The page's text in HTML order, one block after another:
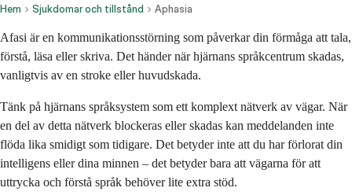
Hem Sjukdomar och tillstånd Aphasia
Afasi är en kommunikationsstörning som påverkar din förmåga att tala,
förstå, läsa eller skriva. Det händer när hjärnans språkcentrum skadas,
vanligtvis av en stroke eller huvudskada.
Tänk på hjärnans språksystem som ett komplext nätverk av vägar. När
en del av detta nätverk blockeras eller skadas kan meddelanden inte
flöda lika smidigt som tidigare. Det betyder inte att du har förlorat din
intelligens eller dina minnen – det betyder bara att vägarna för att
uttrycka och förstå språk behöver lite extra stöd.